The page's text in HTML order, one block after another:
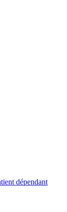
dépendant